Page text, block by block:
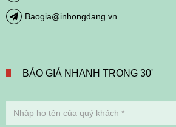
Baogia@inhongdang.vn
BÁO GIÁ NHANH TRONG 30'